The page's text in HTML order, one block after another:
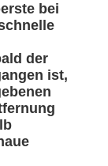
bei
der
ist,